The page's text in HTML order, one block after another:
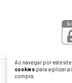
Ao navegar por este site
cookies para agilizar a
compra.Acessórios